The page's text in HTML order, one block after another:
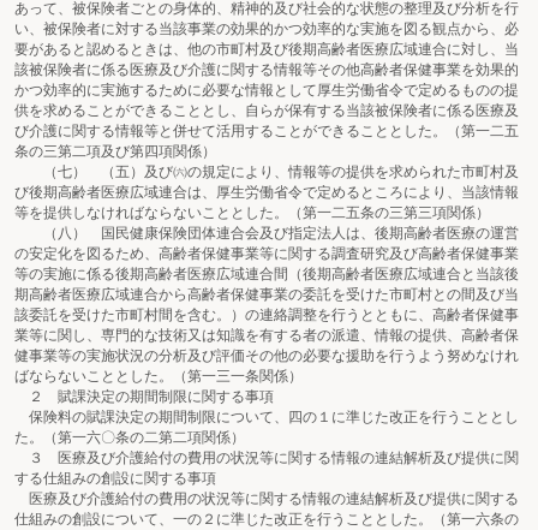
あって、被保険者ごとの身体的、精神的及び社会的な状態の整理及び分析を行
い、被保険者に対する当該事業の効果的かつ効率的な実施を図る観点から、必
要があると認めるときは、他の市町村及び後期高齢者医療広域連合に対し、当
該被保険者に係る医療及び介護に関する情報等その他高齢者保健事業を効果的
かつ効率的に実施するために必要な情報として厚生労働省令で定めるものの提
供を求めることができることとし、自らが保有する当該被保険者に係る医療及
び介護に関する情報等と併せて活用することができることとした。（第一二五
条の三第二項及び第四項関係）
（七） （五）及び㈥の規定により、情報等の提供を求められた市町村及
び後期高齢者医療広域連合は、厚生労働省令で定めるところにより、当該情報
等を提供しなければならないこととした。（第一二五条の三第三項関係）
（八） 国民健康保険団体連合会及び指定法人は、後期高齢者医療の運営
の安定化を図るため、高齢者保健事業等に関する調査研究及び高齢者保健事業
等の実施に係る後期高齢者医療広域連合間（後期高齢者医療広域連合と当該後
期高齢者医療広域連合から高齢者保健事業の委託を受けた市町村との間及び当
該委託を受けた市町村間を含む。）の連絡調整を行うとともに、高齢者保健事
業等に関し、専門的な技術又は知識を有する者の派遣、情報の提供、高齢者保
健事業等の実施状況の分析及び評価その他の必要な援助を行うよう努めなけれ
ばならないこととした。（第一三一条関係）
２ 賦課決定の期間制限に関する事項
保険料の賦課決定の期間制限について、四の１に準じた改正を行うこととし
た。（第一六〇条の二第二項関係）
３ 医療及び介護給付の費用の状況等に関する情報の連結解析及び提供に関
する仕組みの創設に関する事項
医療及び介護給付の費用の状況等に関する情報の連結解析及び提供に関する
仕組みの創設について、一の２に準じた改正を行うこととした。（第一六条の